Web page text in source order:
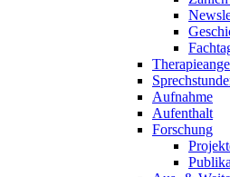
Aufnahme
Aufenthalt
Forschung